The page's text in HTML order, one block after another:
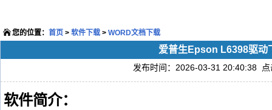
您的位置： 首页 > 软件下载 > WORD文档下载
爱普生Epson L6398驱动
发布时间：2026-03-31 20:40:38 点
软件简介：